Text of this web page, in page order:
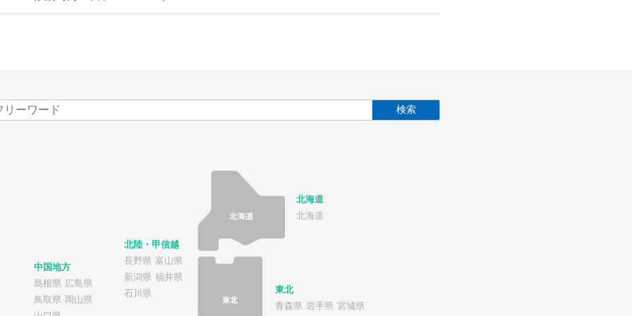
北海道
北海道
東北
青森県 岩手県 宮城県
北陸・甲信越
長野県 富山県
新潟県 福井県
石川県
中国地方
島根県 広島県
鳥取県 岡山県